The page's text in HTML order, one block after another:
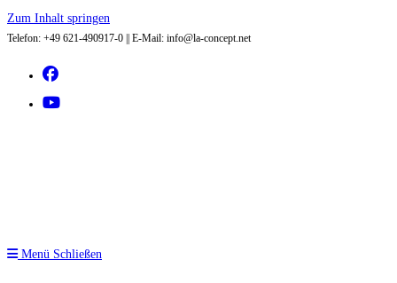
Zum Inhalt springen
Telefon: +49 621-490917-0 || E-Mail: info@la-concept.net
Menü Schließen